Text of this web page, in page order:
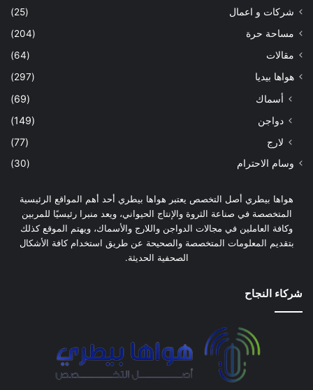
شركات و اعمال
(25)
مساحة حرة
(204)
مقالات
(64)
هواها بيديا
(297)
أسماك
(69)
دواجن
(149)
لارج
(77)
وسام الاحترام (30)
هواها بيطري أصل التخصص يعتبر هواها بيطري أحد أهم المواقع الرئيسية
المتخصصة في صناعة الثروة والإنتاج الحيواني، ويعد منبرا رئيسيًا للمربين
وكافة العاملين في مجالات الدواجن واللارج والأسماك، ويهتم الموقع كذلك
بتقديم المعلومات المتخصصة والصحيحة عن طريق استخدام كافة الأشكال
الصحفية الحديثة.
شركاء النجاح